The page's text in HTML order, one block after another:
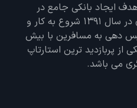
ایجاد بانکی جامع در
تمامی زمینه های گردشگری در سال 1391 شروع به کار و
سال سرویس دهی به مسافرین با بیش
از پربازدید ترین استارتاپ
می باشد.